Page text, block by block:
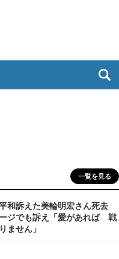
一覧を見る
和訴えた美輪明宏さん死去
ジでも訴え「愛があれば 戦
ません」